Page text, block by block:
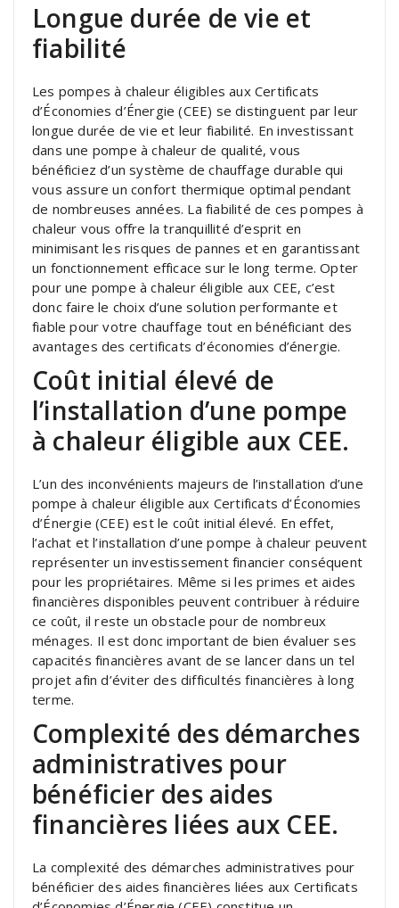
Longue durée de vie et
fiabilité
Les pompes à chaleur éligibles aux Certificats
d’Économies d’Énergie (CEE) se distinguent par leur
longue durée de vie et leur fiabilité. En investissant
dans une pompe à chaleur de qualité, vous
bénéficiez d’un système de chauffage durable qui
vous assure un confort thermique optimal pendant
de nombreuses années. La fiabilité de ces pompes à
chaleur vous offre la tranquillité d’esprit en
minimisant les risques de pannes et en garantissant
un fonctionnement efficace sur le long terme. Opter
pour une pompe à chaleur éligible aux CEE, c’est
donc faire le choix d’une solution performante et
fiable pour votre chauffage tout en bénéficiant des
avantages des certificats d’économies d’énergie.
Coût initial élevé de
l’installation d’une pompe
à chaleur éligible aux CEE.
L’un des inconvénients majeurs de l’installation d’une
pompe à chaleur éligible aux Certificats d’Économies
d’Énergie (CEE) est le coût initial élevé. En effet,
l’achat et l’installation d’une pompe à chaleur peuvent
représenter un investissement financier conséquent
pour les propriétaires. Même si les primes et aides
financières disponibles peuvent contribuer à réduire
ce coût, il reste un obstacle pour de nombreux
ménages. Il est donc important de bien évaluer ses
capacités financières avant de se lancer dans un tel
projet afin d’éviter des difficultés financières à long
terme.
Complexité des démarches
administratives pour
bénéficier des aides
financières liées aux CEE.
La complexité des démarches administratives pour
bénéficier des aides financières liées aux Certificats